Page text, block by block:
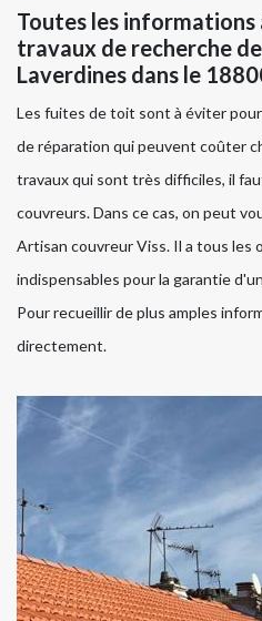
Toutes les informations
travaux de recherche
Laverdines dans le
Les fuites de toit sont à éviter
de réparation qui peuvent coûter
travaux qui sont très difficiles, il
couvreurs. Dans ce cas, on peut
Artisan couvreur Viss. Il a tous les
indispensables pour la garantie
Pour recueillir de plus amples
directement.